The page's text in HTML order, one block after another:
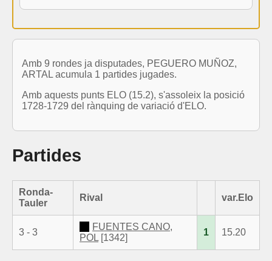
Amb 9 rondes ja disputades, PEGUERO MUÑOZ,
ARTAL acumula 1 partides jugades.
Amb aquests punts ELO (15.2), s'assoleix la posició
1728-1729 del rànquing de variació d'ELO.
Partides
Ronda-
Tauler
Rival var.Elo
3 - 3
FUENTES CANO,
POL [1342]
1 15.20